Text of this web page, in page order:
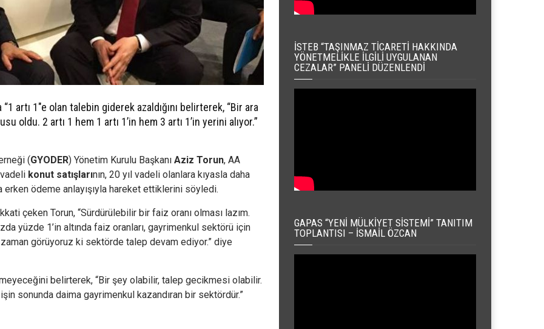
artı 1″e olan talebin giderek azaldığını belirterek, “Bir ara
oldu. 2 artı 1 hem 1 artı 1’in hem 3 artı 1’in yerini alıyor.”
(GYODER) Yönetim Kurulu Başkanı Aziz Torun, AA
vadeli konut satışlarının, 20 yıl vadeli olanlara kıyasla daha
ödeme anlayışıyla hareket ettiklerini söyledi.
çeken Torun, “Sürdürülebilir bir faiz oranı olması lazım.
yüzde 1’in altında faiz oranları, gayrimenkul sektörü için
zaman görüyoruz ki sektörde talep devam ediyor.” diye
belirterek, “Bir şey olabilir, talep gecikmesi olabilir.
sonunda daima gayrimenkul kazandıran bir sektördür.”
İSTEB “TAŞINMAZ TICARETI HAKKINDA
YÖNETMELIKLE İLGILI UYGULANAN
CEZALAR” PANELI DÜZENLENDI
GAPAS “YENI MÜLKIYET SISTEMI” TANITIM
TOPLANTISI – İSMAIL ÖZCAN